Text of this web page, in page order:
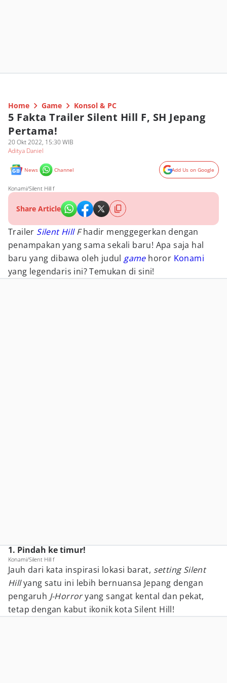
Home Game Konsol & PC
5 Fakta Trailer Silent Hill F, SH Jepang
Pertama!
20 Okt 2022, 15:30 WIB
Aditya Daniel
News Channel Add Us on Google
Konami/Silent Hill f
Share Article
Trailer Silent HillFhadir menggegerkan dengan
penampakan yang sama sekali baru! Apa saja hal
baru yang dibawa oleh judul gamehoror Konami
yang legendaris ini? Temukan di sini!
1. Pindah ke timur!
Konami/Silent Hill f
Jauh dari kata inspirasi lokasi barat, settingSilent
Hillyang satu ini lebih bernuansa Jepang dengan
pengaruh J-Horroryang sangat kental dan pekat,
tetap dengan kabut ikonik kota Silent Hill!